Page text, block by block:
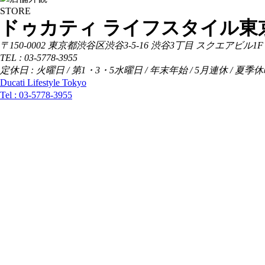
STORE
ドゥカティ ライフスタイル東
〒150-0002 東京都渋谷区渋谷3-5-16 渋谷3丁目 スクエアビル1F
TEL : 03-5778-3955
定休日 : 火曜日 / 第1・3・5水曜日 / 年末年始 / 5月連休 / 夏季
Ducati Lifestyle Tokyo
Tel : 03-5778-3955